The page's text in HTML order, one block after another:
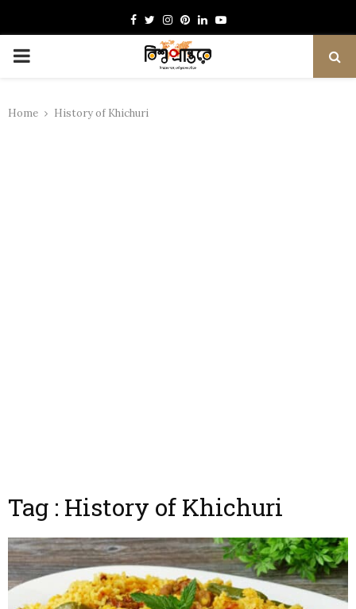
Facebook
TwitterInstagram
Pinterest
LinkedinYoutube
PRIMARY
Home History of Khichuri
Tag : History of Khichuri